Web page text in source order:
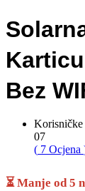
Bez
Korisničke
07
( 7 Ocjena
⏳ Manje od 5